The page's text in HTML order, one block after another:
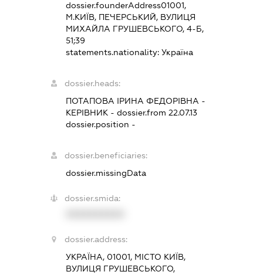
dossier.founderAddress01001,
М.КИЇВ, ПЕЧЕРСЬКИЙ, ВУЛИЦЯ
МИХАЙЛА ГРУШЕВСЬКОГО, 4-Б,
51;39
statements.nationality:Україна
dossier.heads:
ПОТАПОВА ІРИНА ФЕДОРІВНА -
КЕРІВНИК - dossier.from 22.07.13
dossier.position -
dossier.beneficiaries:
dossier.missingData
dossier.smida:
dossier.address:
УКРАЇНА, 01001, МІСТО КИЇВ,
ВУЛИЦЯ ГРУШЕВСЬКОГО,